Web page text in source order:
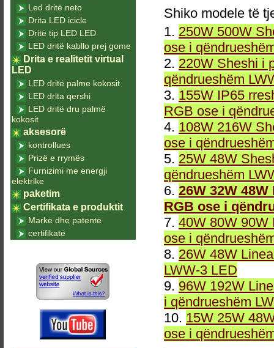
Shiko modele të
1. 250W 500W
ose i
2. 220W Sheshi i
qëndrueshëm
3. 155W IP65
RGB ose i
4. 108W 216W
ose i
5. 25W 48W
qëndrueshëm
6. 26W 32W
RGB ose i
7. 40W 80W 90W
ose i
8. 26W 48W
LWW-3 LED
9. 96W 192W
i qëndrueshëm
10. 15W 25W
ose i
Led dritë neto
Drita LED icicle
Dritë tip LED LED
LED dritë kabllo prej gome
Drita e realitetit virtual
LED
LED dritë palme kokosit
LED drita qershi
LED dritë dru palmë
kokosit
aksesorë
kontrollues
Prizë e rrymës
Furnizimi me energji
elektrike
paketim
Certifikata e produktit
Markë dhe patentë
certifikatë